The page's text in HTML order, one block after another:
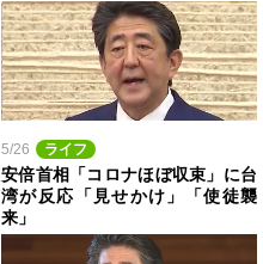
5/26 ライフ
安倍首相「コロナほぼ収束」に台
湾が反応「見せかけ」「使徒襲
来」